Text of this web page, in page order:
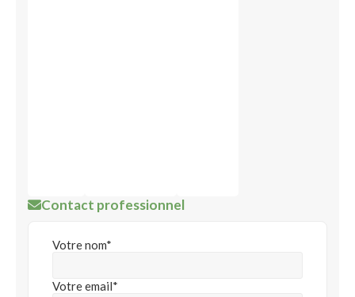
Contact professionnel
Votre nom*
Votre email*